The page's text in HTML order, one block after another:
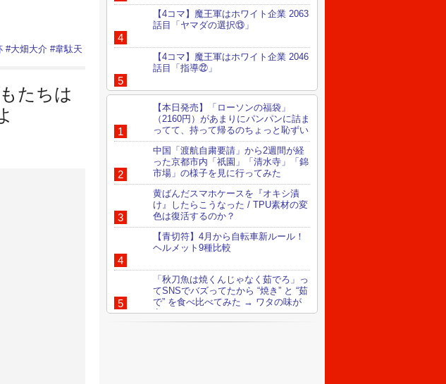
#大畑大介 #韋駄天
たちは
【4コマ】魔王軍はホワイト企業 2063
話目「ヤマダの選択⑬」
【4コマ】魔王軍はホワイト企業 2046
話目「指導㉒」
【本日発売】「ローソンの福袋」
（2160円）があまりにパンパンに詰ま
ってて、持って帰るのちょっと恥ずい
中国「渡航自粛要請」から2週間が経
った京都市内「祇園」「清水寺」「錦
市場」の様子を見に行ってみた
黄ばんだスマホケースを『オキシ漬
け』したらこうなった / TPU素材の変
色は復活するのか？
【青切符】4月から自転車新ルール！
ヘルメット9種比較
「秋刀魚は焼くんじゃなく茹でろ」っ
てSNSでバズってたから “焼き” と “茹
で” を食べ比べてみた → ワタの味が
変わってる！